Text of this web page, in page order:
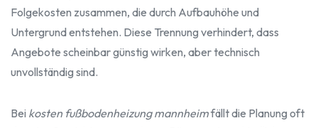
Folgekosten zusammen, die durch Aufbauhöhe und
Untergrund entstehen. Diese Trennung verhindert, dass
Angebote scheinbar günstig wirken, aber technisch
unvollständig sind.
Bei kosten fußbodenheizung mannheimfällt die Planung oft